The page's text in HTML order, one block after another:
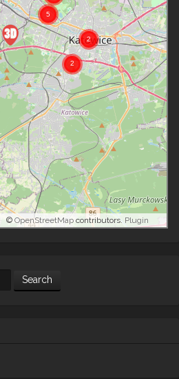
© OpenStreetMap contributors. Plugin